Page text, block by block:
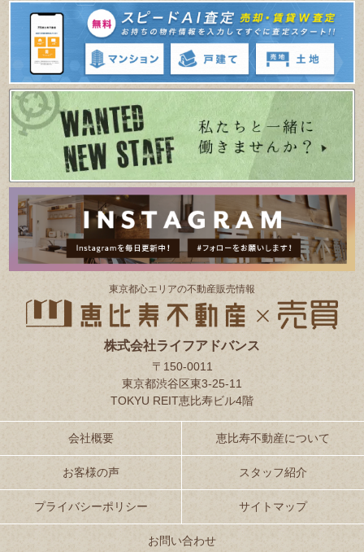
東京都⼼エリアの不動産販売情報
株式会社ライフアドバンス
〒150-0011
東京都渋谷区東3-25-11
TOKYU REIT恵比寿ビル4階
会社概要 恵比寿不動産について
お客様の声 スタッフ紹介
プライバシーポリシー サイトマップ
お問い合わせ